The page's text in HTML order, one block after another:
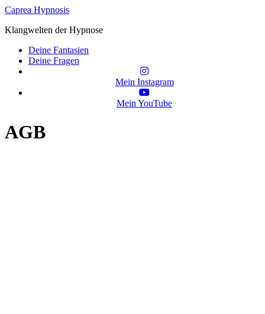
Zum
wechseln
Caprea Hypnosis
Klangwelten der Hypnose
Deine Fantasien
Deine Fragen
Mein Instagram
Mein YouTube
AGB